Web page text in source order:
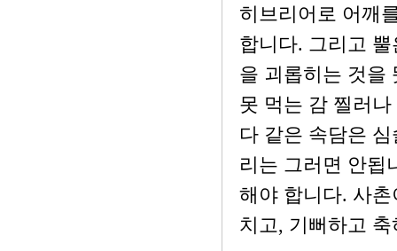
히브리어로 어깨
합니다. 그리고
을 괴롭히는 것을
못 먹는 감 찔러
다 같은 속담은
리는 그러면 안됩
해야 합니다. 사
치고, 기뻐하고